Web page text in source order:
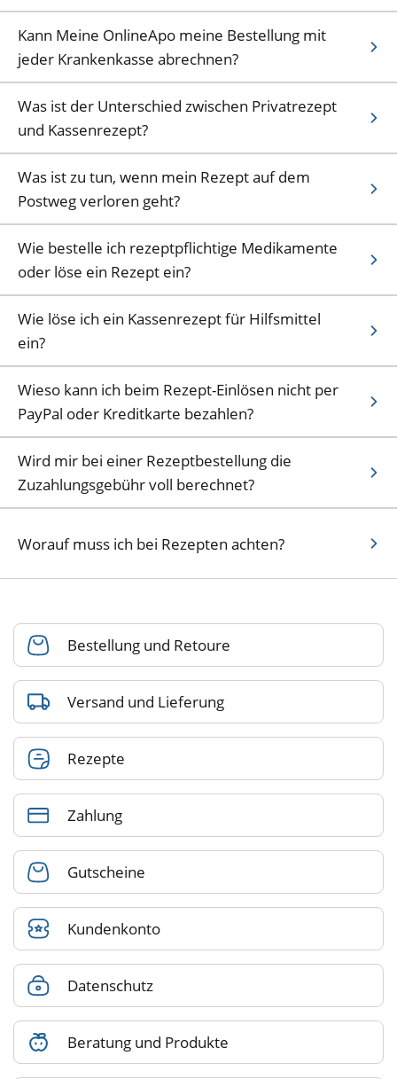
Kann Meine OnlineApo meine Bestellung mit
jeder Krankenkasse abrechnen?
Was ist der Unterschied zwischen Privatrezept
und Kassenrezept?
Was ist zu tun, wenn mein Rezept auf dem
Postweg verloren geht?
Wie bestelle ich rezeptpflichtige Medikamente
oder löse ein Rezept ein?
Wie löse ich ein Kassenrezept für Hilfsmittel
ein?
Wieso kann ich beim Rezept-Einlösen nicht per
PayPal oder Kreditkarte bezahlen?
Wird mir bei einer Rezeptbestellung die
Zuzahlungsgebühr voll berechnet?
Worauf muss ich bei Rezepten achten?
Bestellung und Retoure
Versand und Lieferung
Rezepte
Zahlung
Gutscheine
Kundenkonto
Datenschutz
Beratung und Produkte